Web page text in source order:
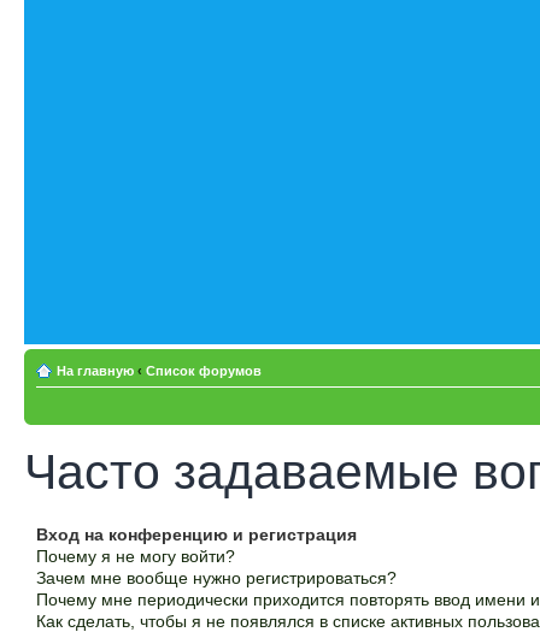
На главную ‹ Список форумов
Часто задаваемые
Вход на конференцию и регистрация
Почему я не могу войти?
Зачем мне вообще нужно регистрироваться?
Почему мне периодически приходится повторять ввод имени
Как сделать, чтобы я не появлялся в списке активных